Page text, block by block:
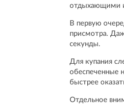
отдыхающими
В первую
присмотра.
секунды.
Для купания
обеспеченные
быстрее
Отдельное